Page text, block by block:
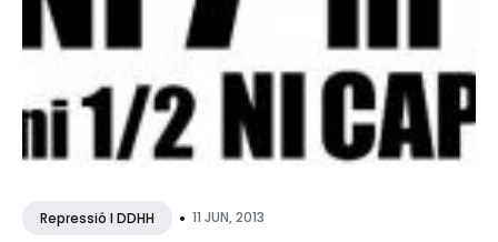
Repressió I DDHH • 11 JUN, 2013